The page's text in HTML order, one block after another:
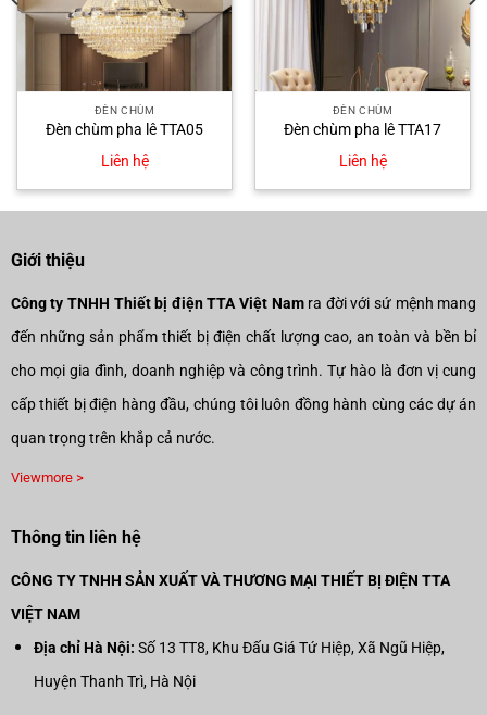
ĐÈN CHÙM
Đèn chùm pha lê TTA05
Liên hệ
ĐÈN CHÙM
Đèn chùm pha lê TTA17
Liên hệ
Giới thiệu
Công ty TNHH Thiết bị điện TTA Việt Namra đời với sứ mệnh mang
đến những sản phẩm thiết bị điện chất lượng cao, an toàn và bền bỉ
cho mọi gia đình, doanh nghiệp và công trình. Tự hào là đơn vị cung
cấp thiết bị điện hàng đầu, chúng tôi luôn đồng hành cùng các dự án
quan trọng trên khắp cả nước.
Viewmore >
Thông tin liên hệ
CÔNG TY TNHH SẢN XUẤT VÀ THƯƠNG MẠI THIẾT BỊ ĐIỆN TTA
VIỆT NAM
Địa chỉ Hà Nội: Số 13 TT8, Khu Đấu Giá Tứ Hiệp, Xã Ngũ Hiệp,
Huyện Thanh Trì, Hà Nội